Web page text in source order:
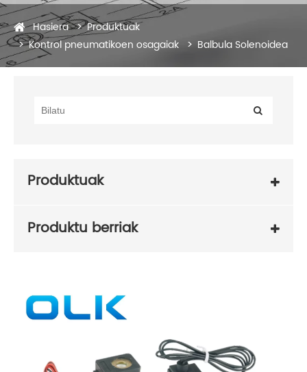
Hasiera
Produktuak
Kontrol pneumatikoen osagaiak
Balbula Solenoidea
Produktuak
Produktu berriak